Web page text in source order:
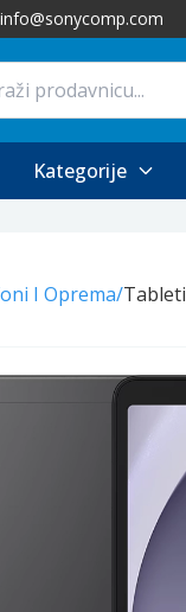
info@sonycomp.com
Kategorije
I Oprema/Tableti